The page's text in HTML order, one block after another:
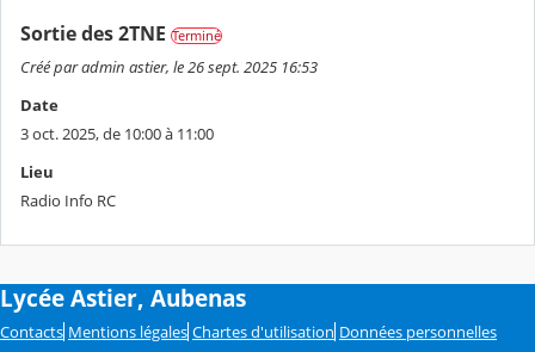
Sortie des 2TNE Terminé
Créé par admin astier, le 26 sept. 2025 16:53
Date
3 oct. 2025, de 10:00 à 11:00
Lieu
Radio Info RC
Lycée Astier, Aubenas
Contacts Mentions légales Chartes d'utilisation Données personnelles